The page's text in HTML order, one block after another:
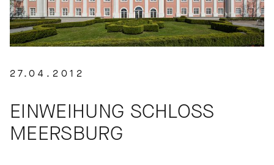
27.04.2012
EINWEIHUNG SCHLOSS
MEERSBURG